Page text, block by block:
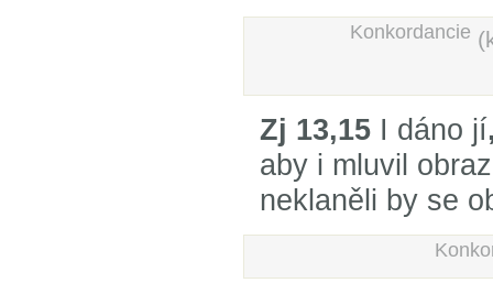
Konkordancie
Zj 13,15 I dáno jí
aby i mluvil
neklaněli by se